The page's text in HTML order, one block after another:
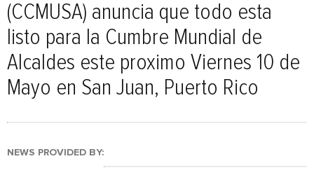
(CCMUSA) anuncia que todo esta
listo para la Cumbre Mundial de
Alcaldes este proximo Viernes 10 de
Mayo en San Juan, Puerto Rico
NEWS PROVIDED BY: